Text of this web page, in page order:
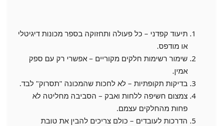
תיעוד קפדני – כל פעולה ותחזוקה בספר מכונות דיגיטלי
או מודפס.
שימור רשימות חלקים מקוריים – אפשרי רק עם ספק
אמין.
בדיקות תקופתיות – לא לחכות שהמכונה "תסרוק" לבד.
צמצום חשיפה ללחות ואבק – הסביבה מחליטה לא
פחות מהחלקים עצמם.
הדרכות לעובדים – כולם צריכים להבין את טובת